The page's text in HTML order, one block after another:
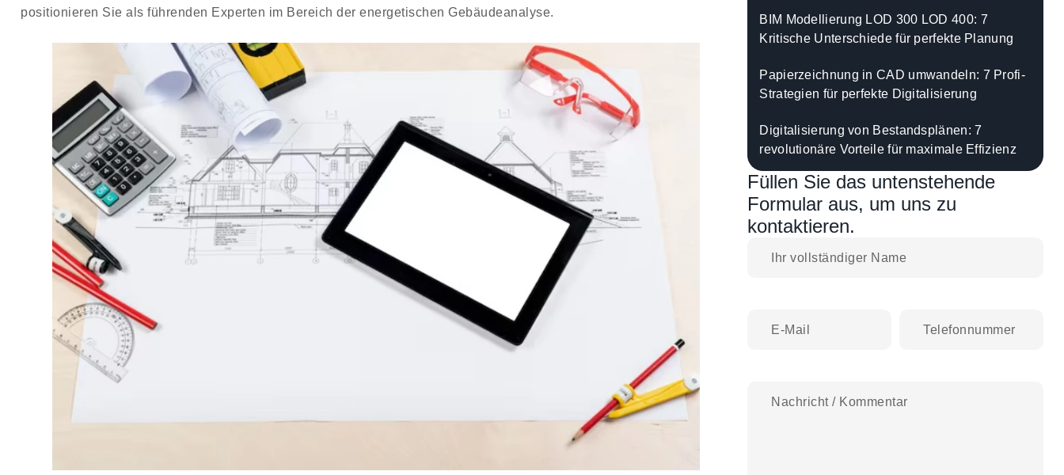
positionieren Sie als führenden Experten im Bereich der energetischen Gebäudeanalyse.
BIM Modellierung LOD 300 LOD 400: 7
Kritische Unterschiede für perfekte Planung
Papierzeichnung in CAD umwandeln: 7 Profi-
Strategien für perfekte Digitalisierung
Digitalisierung von Bestandsplänen: 7
revolutionäre Vorteile für maximale Effizienz
Füllen Sie das untenstehende
Formular aus, um uns zu
kontaktieren.